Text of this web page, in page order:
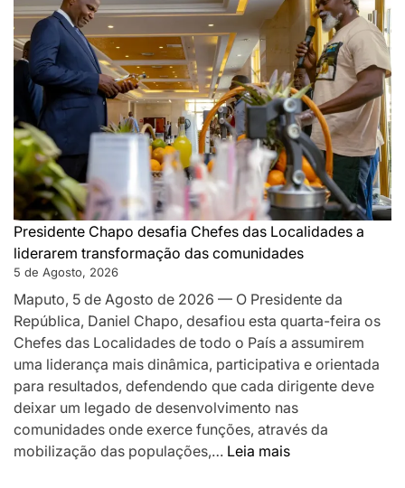
das
como
pilar
da
de
e
desafia-
os
o
local
Presidente Chapo desafia Chefes das Localidades a
liderarem transformação das comunidades
5 de Agosto, 2026
Maputo, 5 de Agosto de 2026 — O Presidente da
República, Daniel Chapo, desafiou esta quarta-feira os
Chefes das Localidades de todo o País a assumirem
uma liderança mais dinâmica, participativa e orientada
para resultados, defendendo que cada dirigente deve
deixar um legado de desenvolvimento nas
comunidades onde exerce funções, através da
mobilização das populações,… Leia mais: